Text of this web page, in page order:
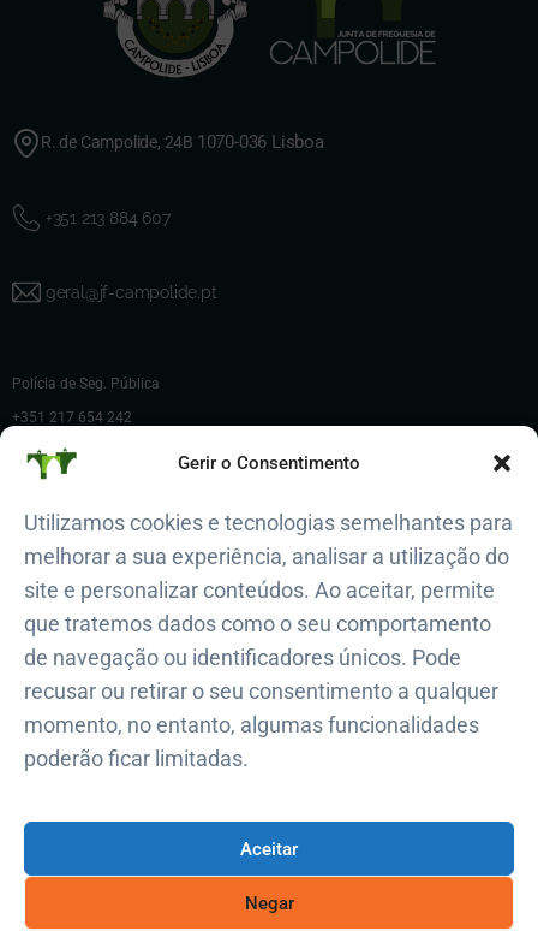
Gerir o Consentimento
Utilizamos cookies e tecnologias semelhantes para
melhorar a sua experiência, analisar a utilização do
site e personalizar conteúdos. Ao aceitar, permite
que tratemos dados como o seu comportamento
de navegação ou identificadores únicos. Pode
recusar ou retirar o seu consentimento a qualquer
momento, no entanto, algumas funcionalidades
poderão ficar limitadas.
Aceitar
Negar
R. de Campolide, 24B 1070-036 Lisboa
+351 213 884 607
geral@jf-campolide.pt
Polícia de Seg. Pública
+351 217 654 242
Polícia Municipal de Lisboa
Regimento de Bombeiros Sapadores
800 913 913
Proteção Civil de Campolide
+351 914 924 321
direitos reservados